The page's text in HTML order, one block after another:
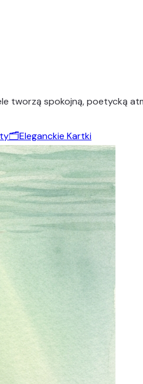
tworzą spokojną, poetycką
🗂️Eleganckie Kartki